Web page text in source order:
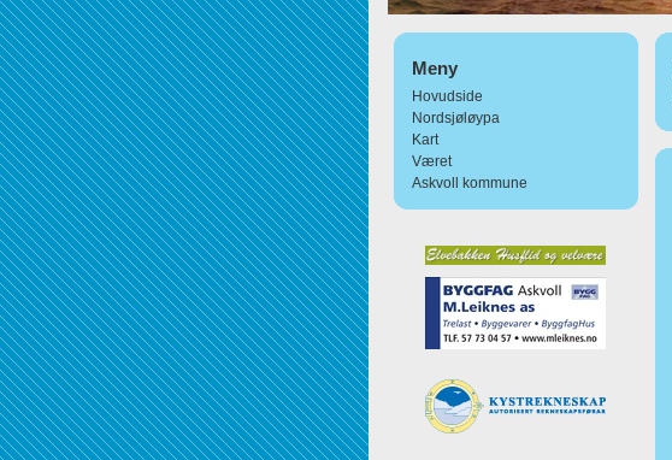
Meny
Hovudside
Nordsjøløypa
Kart
Været
Askvoll kommune